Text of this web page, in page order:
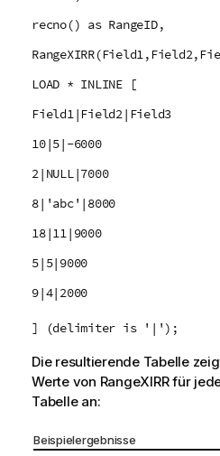
recno() as RangeID,
LOAD * INLINE [
Field1|Field2|Field3
10|5|-6000
2|NULL|7000
8|'abc'|8000
18|11|9000
5|5|9000
9|4|2000
] (delimiter is '|');
Die resultierende Tabelle
Werte von RangeXIRRfür
Tabelle an:
Beispielergebnisse